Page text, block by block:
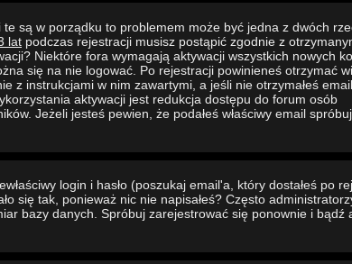
są w porządku to problemem może być jedna z dwóch
lat podczas rejestracji musisz postąpić zgodnie z
Niektóre fora wymagają aktywacji wszystkich nowych
się na nie logować. Po rejestracji powinieneś otrzymać
z instrukcjami w nim zawartymi, a jeśli nie otrzymałeś
aktywacji jest redukcja dostępu do forum osób
Jeżeli jesteś pewien, że podałeś właściwy email spróbuj
login i hasło (poszukaj email'a, który dostałeś po
się tak, ponieważ nic nie napisałeś? Często
bazy danych. Spróbuj zarejestrować się ponownie i bądź